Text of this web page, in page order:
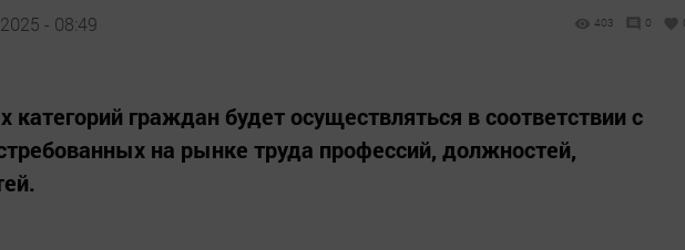
- 08:49 403 0
категорий граждан будет осуществляться в соответствии с
на рынке труда профессий, должностей,